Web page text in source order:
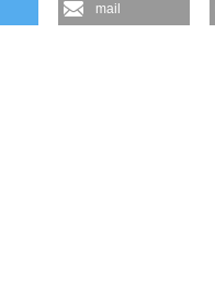
mail